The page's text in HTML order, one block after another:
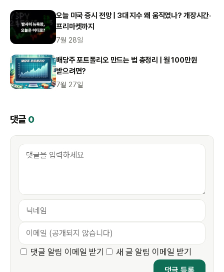
오늘 미국 증시 전망 | 3대 지수 왜 움직였나? 개장시간·
프리마켓까지
7월 28일
배당주 포트폴리오 만드는 법 총정리 | 월 100만원
받으려면?
7월 27일
댓글 0
댓글 알림 이메일 받기 새 글 알림 이메일 받기